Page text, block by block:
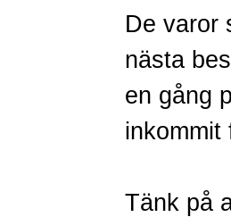
De varor
nästa
en gång
inkommit
Tänk på